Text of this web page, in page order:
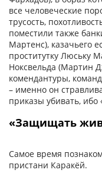
все человеческие
трусость,
поместили также
Мартенс), казачьего
проститутку Люську
Ноксвельда (Мартин
комендантуры,
– именно он
приказы убивать, ибо
«Защищать
Самое время
пристани Каракёй.